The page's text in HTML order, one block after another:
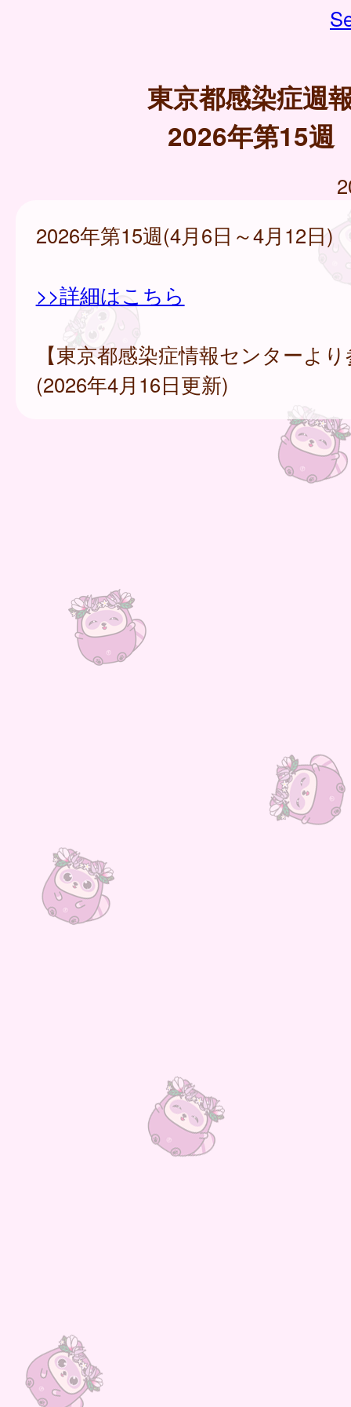
東京都感染症週
2026年第15週
2026年第15週(4月6日～4月12日)
>>詳細はこちら
【東京都感染症情報センターよ
(2026年4月16日更新)